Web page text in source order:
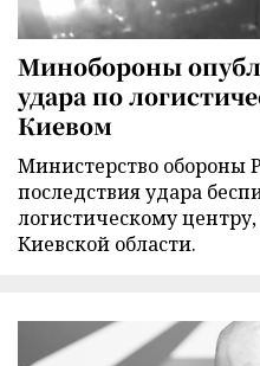
Минобороны
удара по
Киевом
Министерство обороны
последствия удара
логистическому
Киевской области.